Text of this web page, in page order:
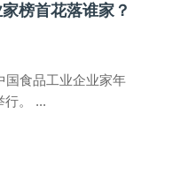
榜首花落谁家？
国食品工业企业家年
行。 ...